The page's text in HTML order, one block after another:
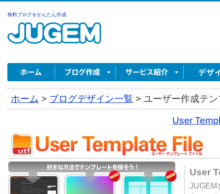
無料ブログをかんたん作成
ホーム > ブログデザイン一覧 > ユーザー作成テ
User
User
JUGEM